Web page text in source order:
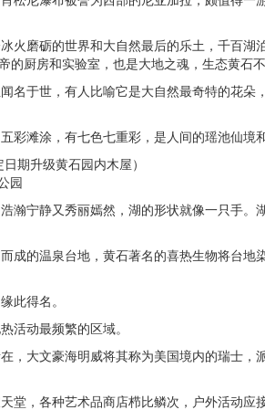
火磨砺的世界和大自然最后的乐土，千百湖
厨房和实验室，也是大地之魂，生态黄石不
名于世，有人比喻它是大自然最奇特的花朵
滩涂，有七色七重彩，是人间的瑶池仙境
期升级黄石园内木屋）
园
瀚宁静又秀丽嫣然，湖的形状就像一只手。
成的温泉台地，黄石著名的喜热生物将台地
此得名。
活动最频繁的区域。
，大文豪海明威将其称为美国境内的瑞士，
堂，各种艺术品商店栉比鳞次，户外活动应